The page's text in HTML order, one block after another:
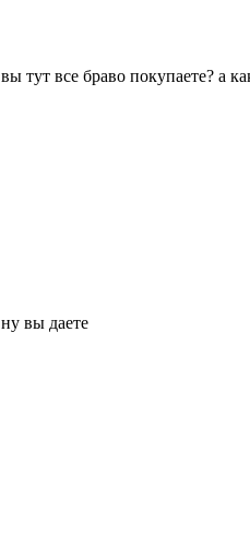
вы тут все браво покупаете? а
ну вы даете